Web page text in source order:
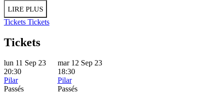
LIRE PLUS
Tickets Tickets
Tickets
lun 11 Sep 23
20:30
Pilar
Passés
mar 12 Sep 23
18:30
Pilar
Passés